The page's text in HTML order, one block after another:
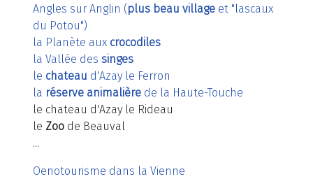
Angles sur Anglin (plus beau village et "lascaux
du Potou")
la Planète aux crocodiles
la Vallée des singes
le chateau d'Azay le Ferron
la réserve animalière de la Haute-Touche
le chateau d'Azay le Rideau
le Zoo de Beauval
...
Oenotourisme dans la Vienne